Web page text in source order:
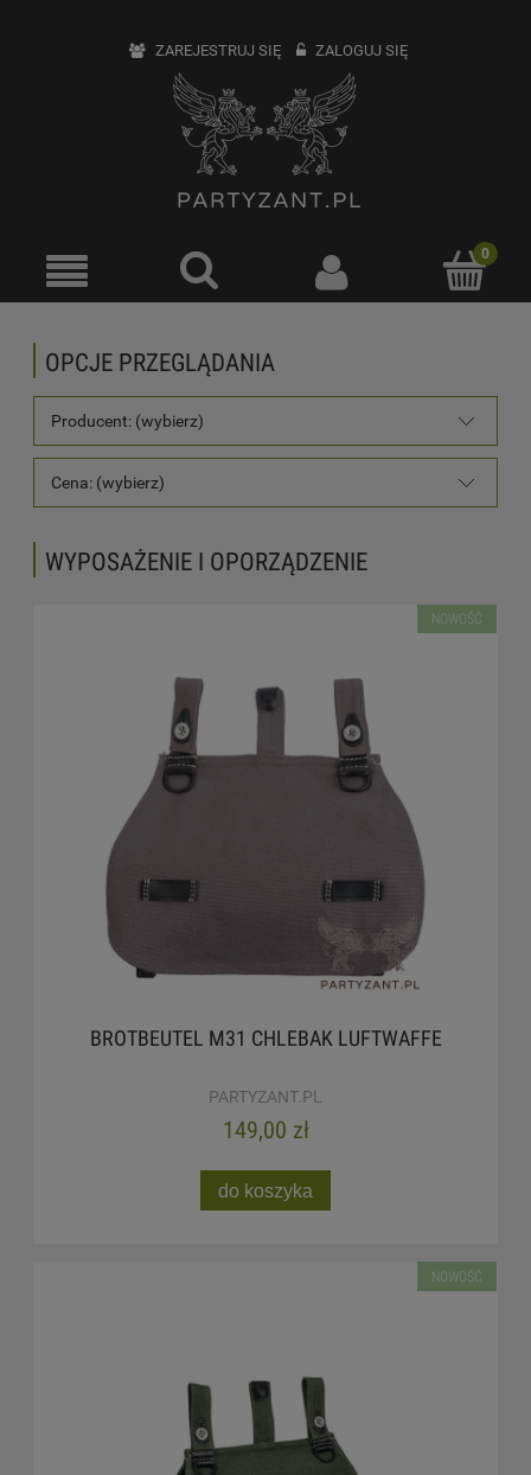
ZAREJESTRUJ SIĘ ZALOGUJ SIĘ
OPCJE PRZEGLĄDANIA
Producent: (wybierz)
Cena: (wybierz)
WYPOSAŻENIE I OPORZĄDZENIE
BROTBEUTEL M31 CHLEBAK LUFTWAFFE
PARTYZANT.PL
149,00 zł
do koszyka
NOWOŚĆ
NOWOŚĆ